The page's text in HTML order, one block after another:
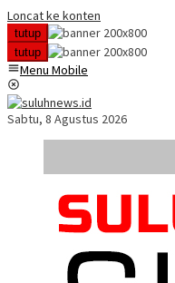
Loncat ke konten
tutup
tutup
Menu Mobile
Sabtu, 8 Agustus 2026